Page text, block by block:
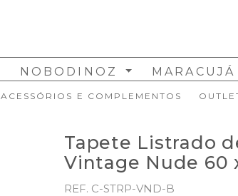
NOBODINOZ MARACUJÁ
ACESSÓRIOS E COMPLEMENTOS
Tapete Listrado
Vintage Nude 60
REF. C-STRP-VND-B